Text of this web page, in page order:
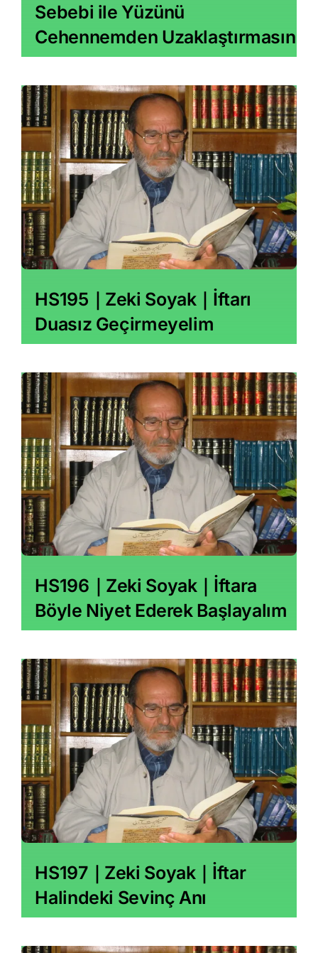
Sebebi ile Yüzünü
Cehennemden Uzaklaştırmasın
HS195｜Zeki Soyak｜İftarı
Duasız Geçirmeyelim
HS196｜Zeki Soyak｜İftara
Böyle Niyet Ederek Başlayalım
HS197｜Zeki Soyak｜İftar
Halindeki Sevinç Anı